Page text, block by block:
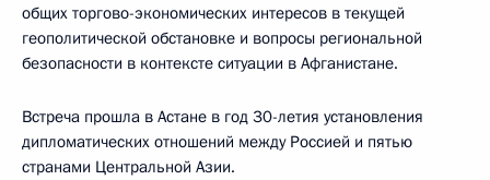
общих торгово-экономических интересов в текущей
геополитической обстановке и вопросы региональной
безопасности в контексте ситуации в Афганистане.
Встреча прошла в Астане в год 30-летия установления
дипломатических отношений между Россией и пятью
странами Центральной Азии.